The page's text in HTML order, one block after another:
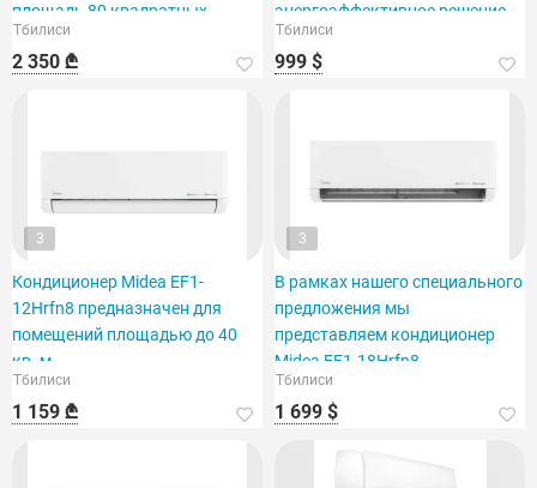
площадь 80 квадратных
метров.
Тбилиси
2 350 ₾
энергоэффективное решение.
Тбилиси
999 $
3
Кондиционер Midea EF1-
12Hrfn8 предназначен для
помещений площадью до 40
кв. м.
Тбилиси
1 159 ₾
3
В рамках нашего специального
предложения мы
представляем кондиционер
Midea EF1-18Hrfn8,
рассчитанный на площадь 60
кв. футов.
Тбилиси
1 699 $